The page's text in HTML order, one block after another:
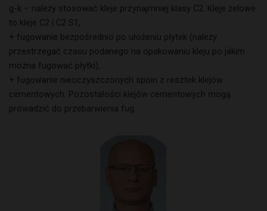
g-k – należy stosować kleje przynajmniej klasy C2. Kleje żelowe
to kleje C2 i C2 S1,
+ fugowanie bezpośrednio po ułożeniu płytek (należy
przestrzegać czasu podanego na opakowaniu kleju po jakim
można fugować płytki),
+ fugowanie nieoczyszczonych spoin z resztek klejów
cementowych. Pozostałości klejów cementowych mogą
prowadzić do przebarwienia fug.